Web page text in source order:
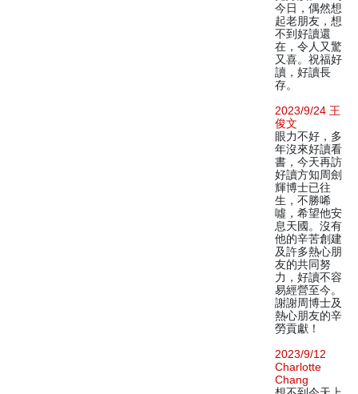
今日，偶然想
起老朋友，想
不到好讀還
在，令人又驚
又喜。祝福好
讀，好讀長
存。
2023/9/24 王
俊文
眼力不好，多
年沒來好讀看
書，今天再訪
好讀方知周劍
輝博士已往
生，不勝唏
噓，希望他安
息天國。沒有
他的辛苦創建
及許多熱心朋
友的共同努
力，好讀不容
易經營至今。
謝謝周博士及
熱心朋友的辛
勞貢獻！
2023/9/12
Charlotte
Chang